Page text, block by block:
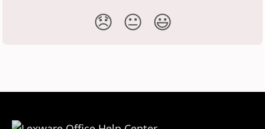
😞 😐 😃